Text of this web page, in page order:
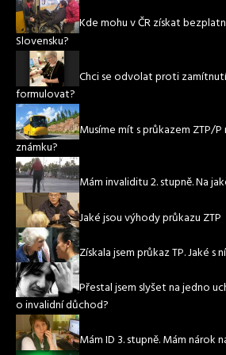
Kde mohu v ČR získat
Slovensku?
Chci se odvolat proti
formulovat?
Musíme mít s průkazem ZTP/
známku?
Mám invaliditu 2. stupně. Na
Jaké jsou výhody průkazu ZTP
Získala jsem průkaz TP. Jaké s
Přestal jsem slyšet na jedno
o invalidní důchod?
Mám ID 3. stupně. Mám nárok